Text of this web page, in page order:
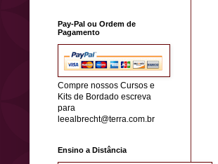
Pay-Pal ou Ordem de
Pagamento
Compre nossos Cursos e
Kits de Bordado escreva
para
leealbrecht@terra.com.br
Ensino a Distância